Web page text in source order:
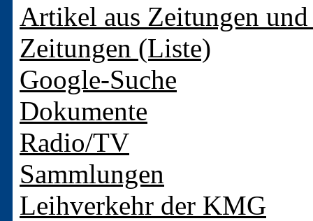
Artikel aus Zeitungen
Zeitungen (Liste)
Google-Suche
Dokumente
Radio/TV
Sammlungen
Leihverkehr der KMG